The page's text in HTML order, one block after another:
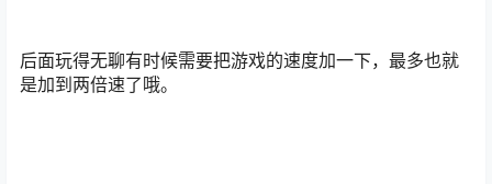
后面玩得无聊有时候需要把游戏的速度加一下，最多也就
是加到两倍速了哦。